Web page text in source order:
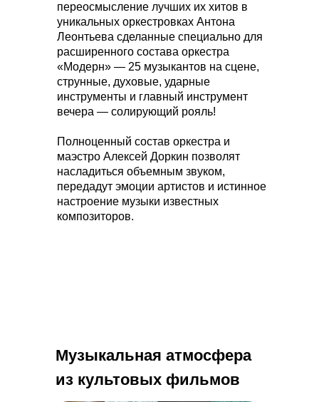
переосмысление лучших их хитов в
уникальных оркестровках Антона
Леонтьева сделанные специально для
расширенного состава оркестра
«Модерн» — 25 музыкантов на сцене,
струнные, духовые, ударные
инструменты и главный инструмент
вечера — солирующий рояль!
Полноценный состав оркестра и
маэстро Алексей Доркин позволят
насладиться объемным звуком,
передадут эмоции артистов и истинное
настроение музыки известных
композиторов.
Музыкальная атмосфера
из культовых фильмов